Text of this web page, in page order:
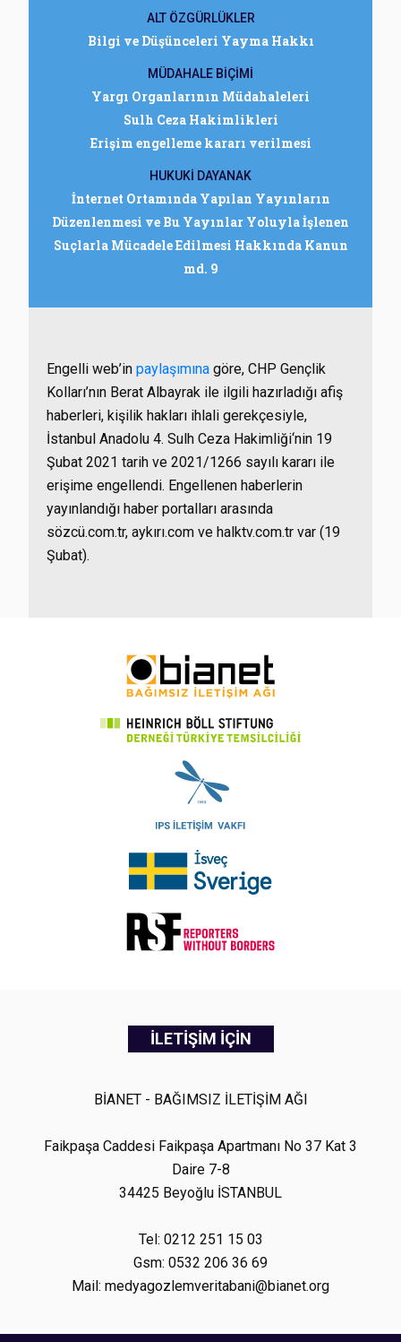
ALT ÖZGÜRLÜKLER
Bilgi ve Düşünceleri Yayma Hakkı
MÜDAHALE BİÇİMİ
Yargı Organlarının Müdahaleleri
Sulh Ceza Hakimlikleri
Erişim engelleme kararı verilmesi
HUKUKİ DAYANAK
İnternet Ortamında Yapılan Yayınların
Düzenlenmesi ve Bu Yayınlar Yoluyla İşlenen
Suçlarla Mücadele Edilmesi Hakkında Kanun
md. 9
Engelli web’in paylaşımına göre, CHP Gençlik
Kolları’nın Berat Albayrak ile ilgili hazırladığı afiş
haberleri, kişilik hakları ihlali gerekçesiyle,
İstanbul Anadolu 4. Sulh Ceza Hakimliği‘nin 19
Şubat 2021 tarih ve 2021/1266 sayılı kararı ile
erişime engellendi. Engellenen haberlerin
yayınlandığı haber portalları arasında
sözcü.com.tr, aykırı.com ve halktv.com.tr var (19
Şubat).
İLETİŞİM İÇİN
BİANET - BAĞIMSIZ İLETİŞİM AĞI
Faikpaşa Caddesi Faikpaşa Apartmanı No 37 Kat 3
Daire 7-8
34425 Beyoğlu İSTANBUL
Tel: 0212 251 15 03
Gsm: 0532 206 36 69
Mail: medyagozlemveritabani@bianet.org